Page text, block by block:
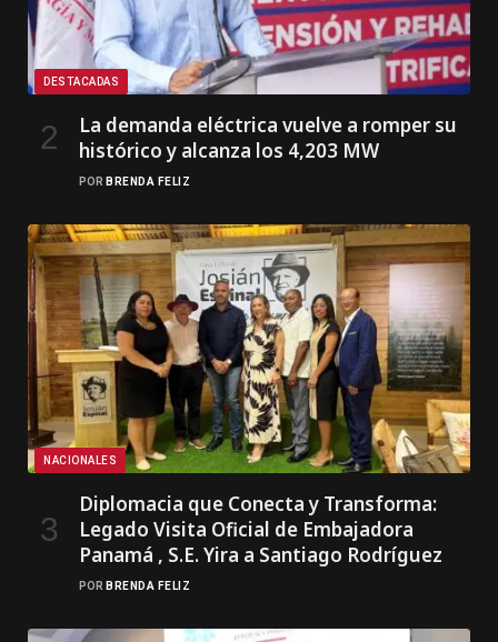
DESTACADAS
La demanda eléctrica vuelve a romper su
histórico y alcanza los 4,203 MW
POR BRENDA FELIZ
NACIONALES
Diplomacia que Conecta y Transforma:
Legado Visita Oficial de Embajadora
Panamá , S.E. Yira a Santiago Rodríguez
POR BRENDA FELIZ